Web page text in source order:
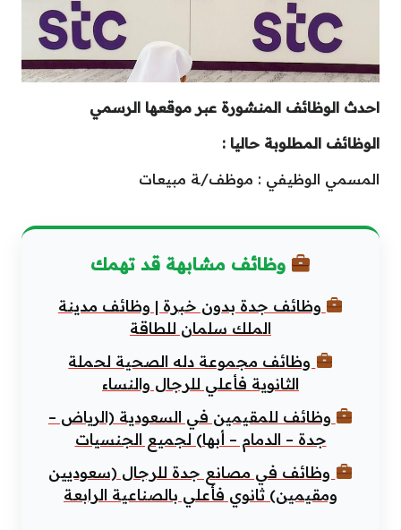
احدث الوظائف المنشورة عبر موقعها الرسمي
الوظائف المطلوبة حاليا :
المسمي الوظيفي : موظف/ـة مبيعات
وظائف مشابهة قد تهمك
وظائف جدة بدون خبرة | وظائف مدينة
الملك سلمان للطاقة
وظائف مجموعة دله الصحية لحملة
الثانوية فأعلي للرجال والنساء
وظائف للمقيمين في السعودية (الرياض –
جدة – الدمام – أبها) لجميع الجنسيات
وظائف في مصانع جدة للرجال (سعوديين
ومقيمين) ثانوي فأعلي بالصناعية الرابعة